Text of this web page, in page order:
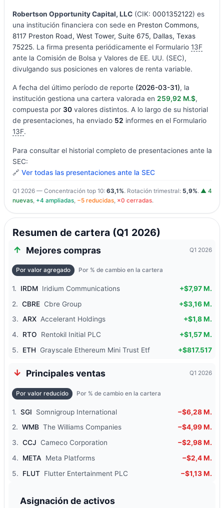
Robertson Opportunity Capital, LLC(CIK: 0001352122) es
una institución financiera con sede en Preston Commons,
8117 Preston Road, West Tower, Suite 675, Dallas, Texas
75225. La firma presenta periódicamente el Formulario 13F
ante la Comisión de Bolsa y Valores de EE. UU. (SEC),
divulgando sus posiciones en valores de renta variable.
A fecha del último período de reporte (2026-03-31), la
institución gestiona una cartera valorada en 259,92 M.$,
compuesta por 30valores distintos. A lo largo de su historial
de presentaciones, ha enviado 52 informes en el Formulario
13F.
Para consultar el historial completo de presentaciones ante la
SEC:
🔗 Ver todas las presentaciones ante la SEC
Q1 2026 — Concentración top 10: 63,1%. Rotación trimestral: 5,9%. ▲ 4
nuevas, +4 ampliadas, −5 reducidas, ×0 cerradas.
Resumen de cartera (Q1 2026)
Mejores compras Q1 2026
Por valor agregado Por % de cambio en la cartera
1. IRDM Iridium Communications
+$7,97 M.
2. CBRE Cbre Group
+$3,16 M.
3. ARX Accelerant Holdings
+$1,8 M.
4.
RTO Rentokil Initial PLC
+$1,57 M.
5.
ETH Grayscale Ethereum Mini Trust Etf +$817.517
Principales ventas Q1 2026
Por valor reducido Por % de cambio en la cartera
1. SGI Somnigroup International
−$6,28 M.
2. WMB The Williams Companies
−$4,99 M.
3. CCJ Cameco Corporation
−$2,98 M.
4.
META Meta Platforms
−$2,4 M.
5.
FLUT Flutter Entertainment PLC −$1,13 M.
Asignación de activos